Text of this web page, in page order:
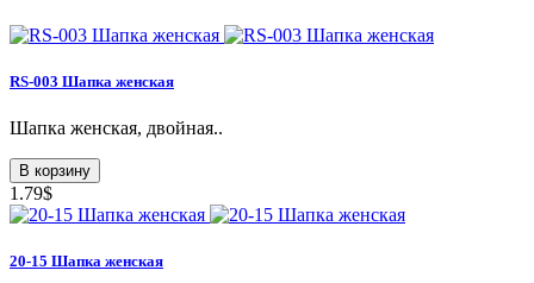
RS-003 Шапка женская
Шапка женская, двойная..
В корзину
1.79$
20-15 Шапка женская